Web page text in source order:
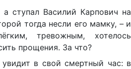
ступал Василий Карпович на
тогда несли его мамку, – и
тревожным, хотелось
прощения. За что?
в свой смертный час: в